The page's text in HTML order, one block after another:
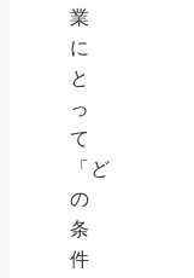
業
に
と
っ
て
「ど
の
条
件